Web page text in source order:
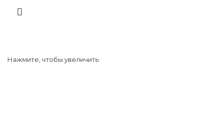
Нажмите, чтобы увеличить